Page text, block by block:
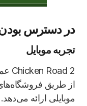
در دسترس بودن
تجربه موبایل
از طریق
موبایلی ارائه